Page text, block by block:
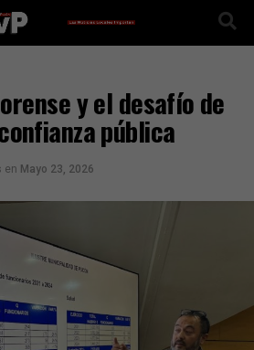
y el desafío de
pública
en Mayo 23, 2026